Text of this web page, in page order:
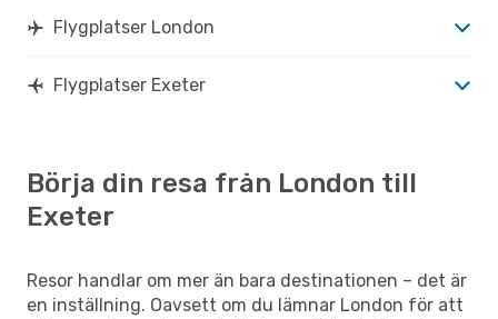
Flygplatser London
Flygplatser Exeter
Börja din resa från London till
Exeter
Resor handlar om mer än bara destinationen – det är
en inställning. Oavsett om du lämnar London för att